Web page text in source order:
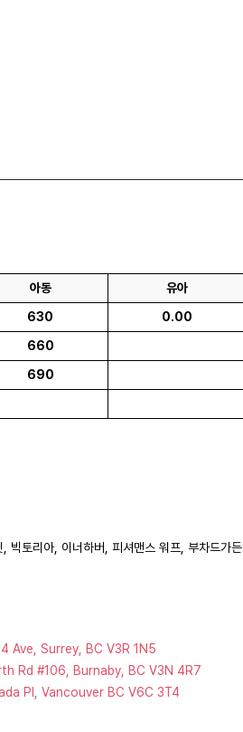
아동
유아
630
0.00
660
690
빅토리아, 이너하버, 피셔맨스 워프, 부차드가든
Ave, Surrey, BC V3R 1N5
Rd #106, Burnaby, BC V3N 4R7
Pl, Vancouver BC V6C 3T4